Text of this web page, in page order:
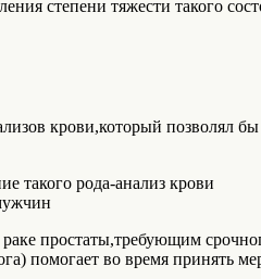
степени тяжести такого
крови,который позволял
такого рода-анализ крови
простаты,требующим
помогает во время принять